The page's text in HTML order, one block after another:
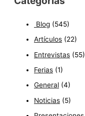
Blog (545)
Artículos (22)
Entrevistas (55)
Ferias (1)
General (4)
Noticias (5)